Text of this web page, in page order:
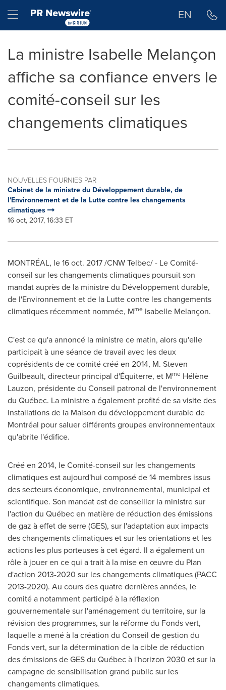
Hamburger menu EN
La ministre Isabelle Melançon
affiche sa confiance envers le
comité-conseil sur les
changements climatiques
NOUVELLES FOURNIES PAR
Cabinet de la ministre du Développement durable, de
l'Environnement et de la Lutte contre les changements
climatiques
16 oct, 2017, 16:33 ET
MONTRÉAL, le16 oct. 2017/CNW Telbec/ - Le Comité-
conseil sur les changements climatiques poursuit son
mandat auprès de la ministre du Développement durable,
de l'Environnement et de la Lutte contre les changements
climatiques récemment nommée, Mme Isabelle Melançon.
C'est ce qu'a annoncé la ministre ce matin, alors qu'elle
participait à une séance de travail avec les deux
coprésidents de ce comité créé en 2014, M. Steven
Guilbeault, directeur principal d'Équiterre, et Mme Hélène
Lauzon, présidente du Conseil patronal de l'environnement
du Québec. La ministre a également profité de sa visite des
installations de la Maison du développement durable de
Montréal pour saluer différents groupes environnementaux
qu'abrite l'édifice.
Créé en 2014, le Comité-conseil sur les changements
climatiques est aujourd'hui composé de 14 membres issus
des secteurs économique, environnemental, municipal et
scientifique. Son mandat est de conseiller la ministre sur
l'action du Québec en matière de réduction des émissions
de gaz à effet de serre (GES), sur l'adaptation aux impacts
des changements climatiques et sur les orientations et les
actions les plus porteuses à cet égard. Il a également un
rôle à jouer en ce qui a trait à la mise en œuvre du Plan
d'action 2013-2020 sur les changements climatiques (PACC
2013-2020). Au cours des quatre dernières années, le
comité a notamment participé à la réflexion
gouvernementale sur l'aménagement du territoire, sur la
révision des programmes, sur la réforme du Fonds vert,
laquelle a mené à la création du Conseil degestion du
Fonds vert, sur la détermination de la cible de réduction
des émissions de GES du Québec à l'horizon 2030 etsur la
campagne de sensibilisation grand public sur les
changements climatiques.